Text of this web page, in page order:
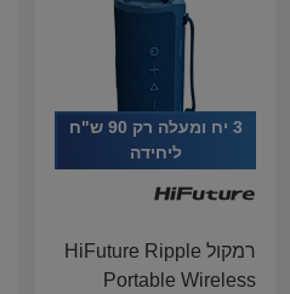
3 יח ומעלה רק 90 ש"ח
ליחידה
רמקול HiFuture Ripple
Portable Wireless